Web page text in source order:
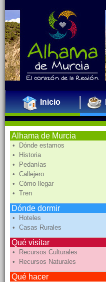
Inicio
Alhama de Murcia
• Dónde estamos
• Historia
• Pedanías
• Callejero
• Cómo llegar
• Tren
Dónde dormir
• Hoteles
• Casas Rurales
Qué visitar
• Recursos Culturales
• Recursos Naturales
Qué hacer